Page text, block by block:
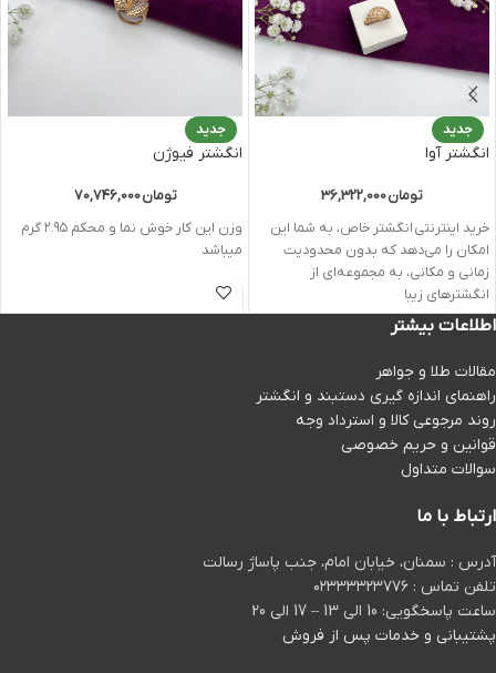
جدید
انگشتر آوا
تومان
خرید اینترنتی انگشتر خاص، به شما این
امکان را می‌دهد که بدون محدودیت
زمانی و مکانی، به مجموعه‌ای از
انگشترهای زیبا
جدید
انگشتر فیوژن
تومان70,746,000
وزن این کار خوش نما و محکم ۲.۹۵ گرم
میباشد
اطلاعات بیشتر
مقالات طلا و جواهر
راهنمای اندازه گیری دستبند و انگشتر
روند مرجوعی کالا و استرداد وجه
قوانین و حریم خصوصی
سوالات متداول
ارتباط با ما
آدرس : سمنان، خیابان امام، جنب پاساژ رسالت
تلفن تماس : ۰۲۳۳۳۳۲۳۷۷۶
ساعت پاسخگویی: 10 الی 13 – 17 الی 20
پشتیبانی و خدمات پس از فروش